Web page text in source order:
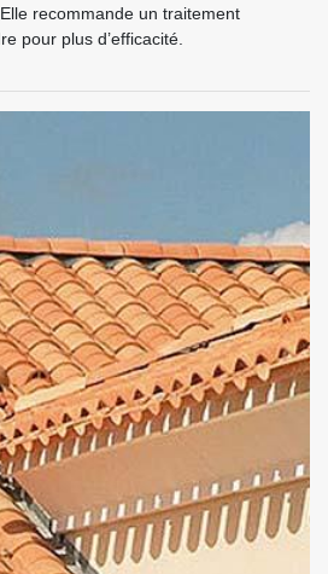
recommande un traitement
pour plus d’efficacité.